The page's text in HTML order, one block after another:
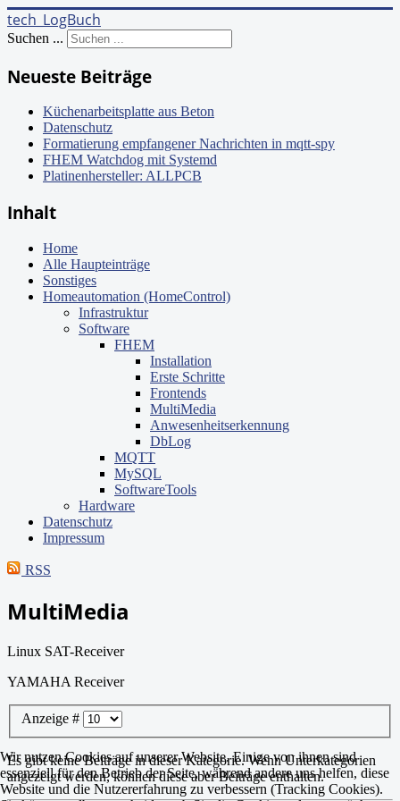
tech_LogBuch
Suchen ...
Neueste Beiträge
Küchenarbeitsplatte aus Beton
Datenschutz
Formatierung empfangener Nachrichten in mqtt-spy
FHEM Watchdog mit Systemd
Platinenhersteller: ALLPCB
Inhalt
Home
Alle Haupteinträge
Sonstiges
Homeautomation (HomeControl)
Infrastruktur
Software
FHEM
Installation
Erste Schritte
Frontends
MultiMedia
Anwesenheitserkennung
DbLog
MQTT
MySQL
SoftwareTools
Hardware
Datenschutz
Impressum
RSS
MultiMedia
Linux SAT-Receiver
YAMAHA Receiver
Anzeige #
Es gibt keine Beiträge in dieser Kategorie. Wenn Unterkategorien
angezeigt werden, können diese aber Beiträge enthalten.
Wir nutzen Cookies auf unserer Website. Einige von ihnen sind
essenziell für den Betrieb der Seite, während andere uns helfen, diese
Website und die Nutzererfahrung zu verbessern (Tracking Cookies).